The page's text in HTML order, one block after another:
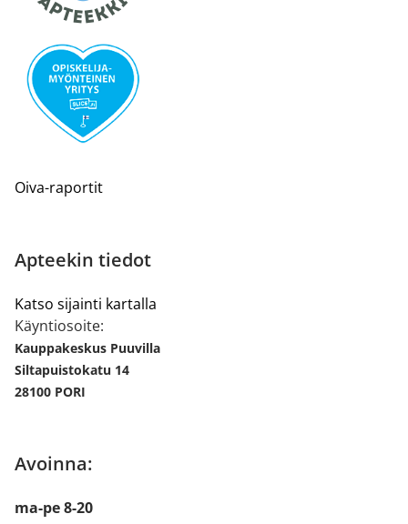
Oiva-raportit
Apteekin tiedot
Katso sijainti kartalla
Käyntiosoite:
Kauppakeskus Puuvilla
Siltapuistokatu 14
28100 PORI
Avoinna:
ma-pe 8-20